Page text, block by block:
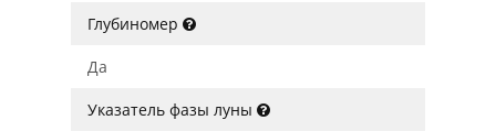
Глубиномер
Да
Указатель фазы луны